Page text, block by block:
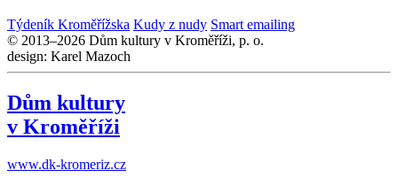
Týdeník Kroměřížska Kudy z nudy Smart emailing
© 2013–2026 Dům kultury v Kroměříži, p. o.
design: Karel Mazoch
Dům kultury
v Kroměříži
www.dk-kromeriz.cz